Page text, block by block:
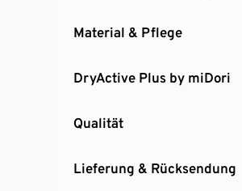
Material & Pflege
DryActive Plus by miDori
Qualität
Lieferung & Rücksendung